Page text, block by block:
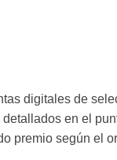
digitales de
en el
premio según el